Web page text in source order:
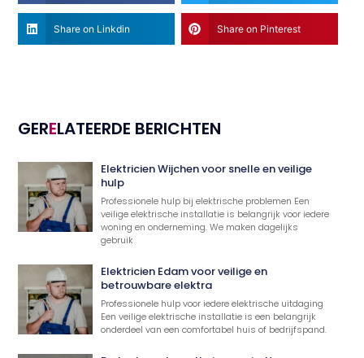
Share on Linkdin Share on Pinterest
GERELATEERDE BERICHTEN
Elektricien Wijchen voor snelle en veilige
hulp
Professionele hulp bij elektrische problemen Een
veilige elektrische installatie is belangrijk voor iedere
woning en onderneming. We maken dagelijks
gebruik
Elektricien Edam voor veilige en
betrouwbare elektra
Professionele hulp voor iedere elektrische uitdaging
Een veilige elektrische installatie is een belangrijk
onderdeel van een comfortabel huis of bedrijfspand.